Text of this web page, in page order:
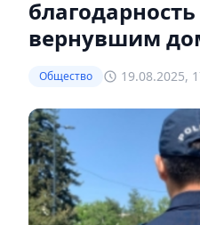
вернувшим
Общество 19.08.2025,